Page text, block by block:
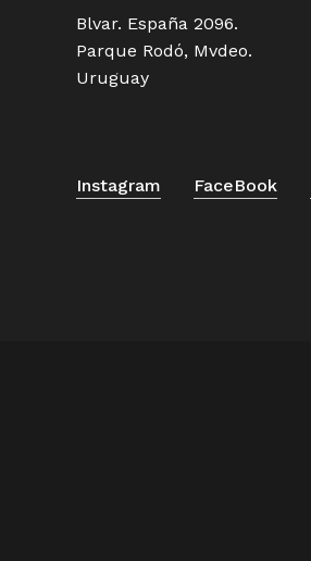
Blvar. España 2096.
Parque Rodó, Mvdeo.
Uruguay
Instagram FaceBook